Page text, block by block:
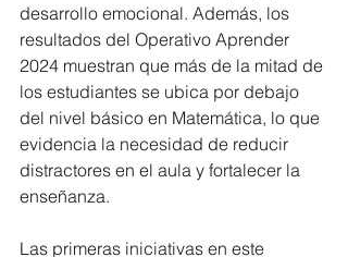
desarrollo emocional. Además, los
resultados del Operativo Aprender
2024 muestran que más de la mitad de
los estudiantes se ubica por debajo
del nivel básico en Matemática, lo que
evidencia la necesidad de reducir
distractores en el aula y fortalecer la
enseñanza.
Las primeras iniciativas en este